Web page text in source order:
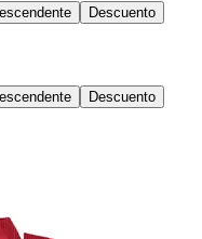
Descuento
Descuento